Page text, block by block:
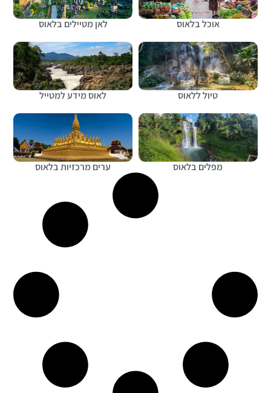
אוכל בלאוס לאן מטיילים בלאוס
טיול ללאוס לאוס מידע למטייל
מפלים בלאוס ערים מרכזיות בלאוס